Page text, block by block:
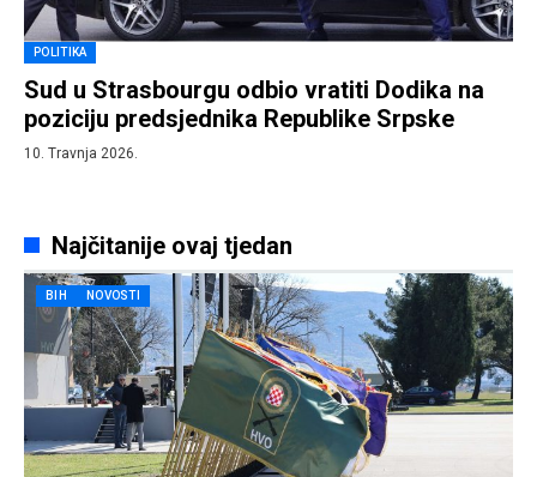
POLITIKA
Sud u Strasbourgu odbio vratiti Dodika na
poziciju predsjednika Republike Srpske
10. Travnja 2026.
Najčitanije ovaj tjedan
BIH NOVOSTI